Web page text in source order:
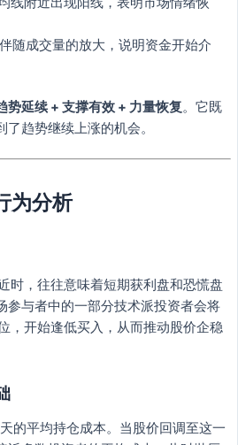
伴随成交量的放大，说明资金开始介
势延续 + 支撑有效 + 力量恢复。它既
趋势继续上涨的机会。
为分析
时，往往意味着短期获利盘和恐慌盘
参与者中的一部分技术派投资者会将
，开始逢低买入，从而推动股价企稳
的平均持仓成本。当股价回调至这一